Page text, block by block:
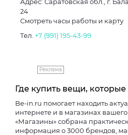
24
Смотреть часы работы и карту
Тел. +7 (991) 195-43-99
Реклама
Где купить вещи,
Be-in.ru помогает находить
интернете и в магазинах
«Магазины» собрана
информация о 3000 брендов,